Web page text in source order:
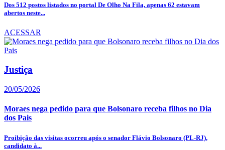
Dos 512 postos listados no portal De Olho Na Fila, apenas 62 estavam
abertos neste...
ACESSAR
Justiça
20/05/2026
Moraes nega pedido para que Bolsonaro receba filhos no Dia
dos Pais
Proibição das visitas ocorreu após o senador Flávio Bolsonaro (PL-RJ),
candidato à...